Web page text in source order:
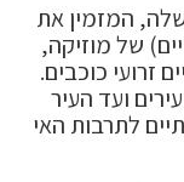
המזמין את
של מוזיקה,
זרועי כוכבים.
ועד העיר
לתרבות האי